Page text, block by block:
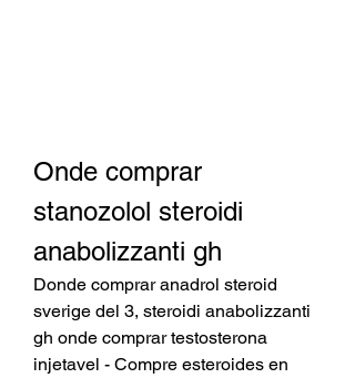
Onde comprar
stanozolol steroidi
anabolizzanti gh
Donde comprar anadrol steroid
sverige del 3, steroidi anabolizzanti
gh onde comprar testosterona
injetavel - Compre esteroides en